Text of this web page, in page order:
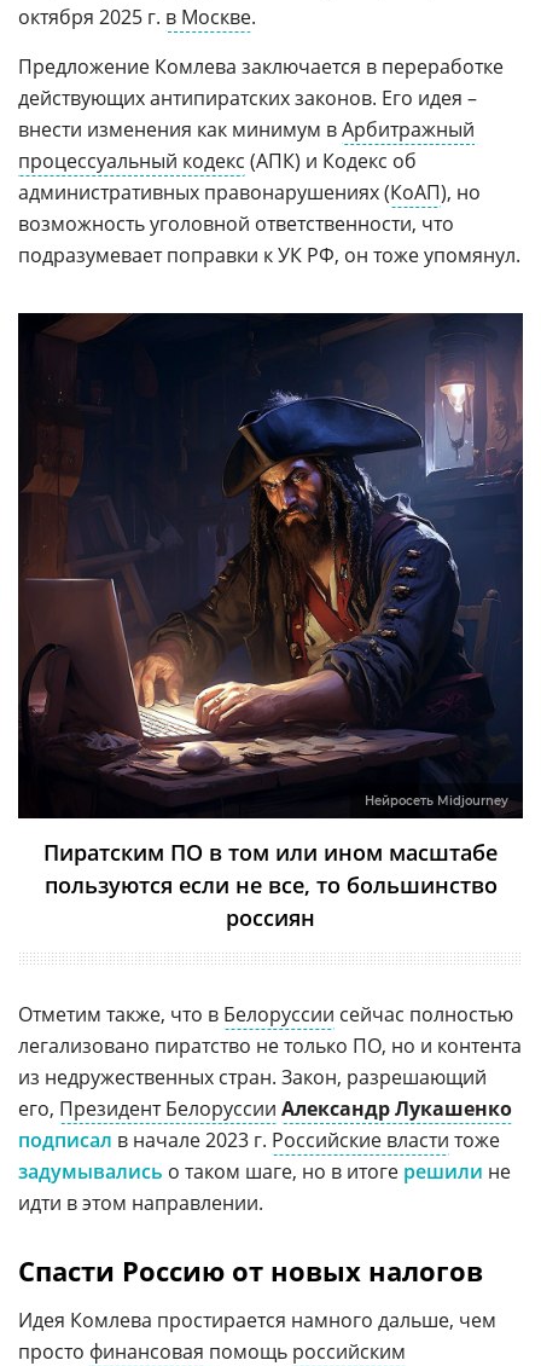
октября 2025 г. в Москве.
Предложение Комлева заключается в переработке
действующих антипиратских законов. Его идея –
внести изменения как минимум вАрбитражный
процессуальный кодекс (АПК) и Кодекс об
административных правонарушениях (КоАП), но
возможность уголовной ответственности, что
подразумевает поправки к УК РФ, он тоже упомянул.
Нейросеть Midjourney
Пиратским ПО в том или ином масштабе
пользуются если не все, то большинство
россиян
Отметим также, что в Белоруссии сейчас полностью
легализовано пиратство не только ПО, но и контента
из недружественных стран. Закон, разрешающий
его, Президент Белоруссии Александр Лукашенко
подписал в начале 2023 г. Российские власти тоже
задумывались о таком шаге, но в итоге решили не
идти в этом направлении.
Спасти Россию от новых налогов
Идея Комлева простирается намного дальше, чем
просто финансовая помощь российским